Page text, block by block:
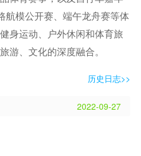
航模公开赛、端午龙舟赛等体
身运动、户外休闲和体育旅
游、文化的深度融合。
历史日志>>
2022-09-27